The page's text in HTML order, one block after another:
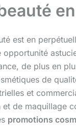
est en
opportunité
de plus en
de
et
de maquillage
promotions